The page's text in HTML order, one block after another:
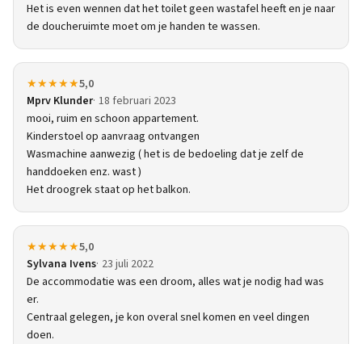
Het is even wennen dat het toilet geen wastafel heeft en je naar
de doucheruimte moet om je handen te wassen.
★★★★★5,0
Mprv Klunder 18 februari 2023
mooi, ruim en schoon appartement.
Kinderstoel op aanvraag ontvangen
Wasmachine aanwezig ( het is de bedoeling dat je zelf de
handdoeken enz. wast )
Het droogrek staat op het balkon.
★★★★★5,0
Sylvana Ivens 23 juli 2022
De accommodatie was een droom, alles wat je nodig had was
er.
Centraal gelegen, je kon overal snel komen en veel dingen
doen.